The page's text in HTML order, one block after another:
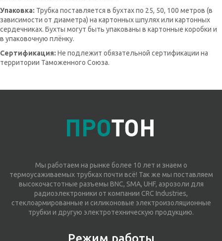
Упаковка: Трубка поставляется в бухтах по 25, 50, 100 метров (в
зависимости от диаметра) на картонных шпулях или картонных
сердечниках. Бухты могут быть упакованы в картонные коробки и
в упаковочную плёнку.
Сертификация: Не подлежит обязательной сертификации на
территории Таможенного Союза.
Мы работаем на рынке более 10 лет и знаем о
термоусаживаемых трубках почти всё! Так же мы поставляем
высокочастотные разъемы BNC, SMA, UHF, аэрозоли для
радиоэлектроники от компании CRC Industries,
стеклоармированные и силиконовые электроизоляционные
трубки и другую электротехническую продукцию.
Режим работы